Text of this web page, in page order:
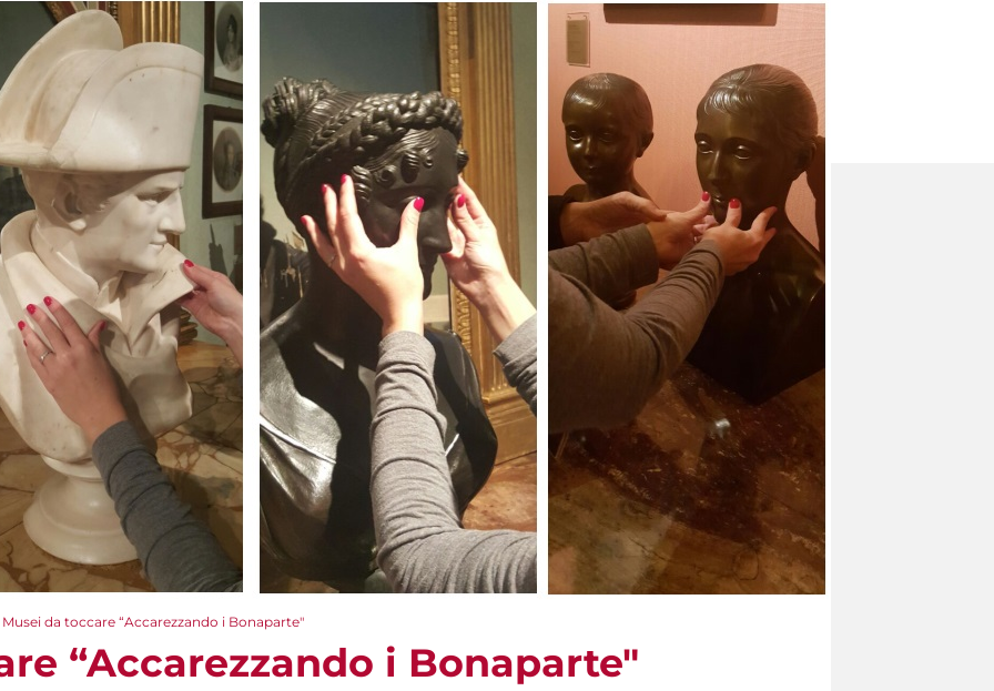
Musei da toccare “Accarezzando i Bonaparte"
“Accarezzando i Bonaparte"